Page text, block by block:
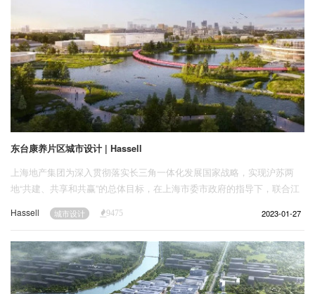
东台康养片区城市设计 | Hassell
上海地产集团为深入贯彻落实长三角一体化发展国家战略，实现沪苏两
地“共建、共享和共赢”的总体目标，在上海市委市政府的指导下，联合江
苏盐城、东台市政府，在东台市沿海经济开发区选址建设长三角（东台）
康养基地项目。
Hassell 城市设计 9475 2023-01-27